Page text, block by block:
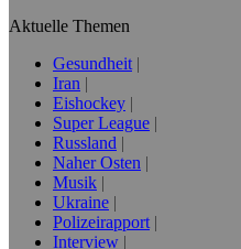
Aktuelle Themen
Gesundheit
Iran
Eishockey
Super League
Russland
Naher Osten
Musik
Ukraine
Polizeirapport
Interview